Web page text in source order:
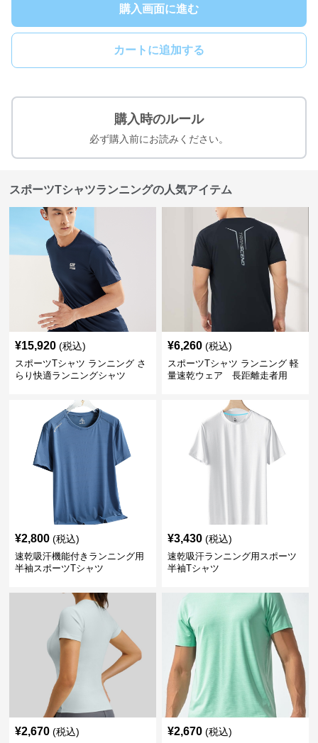
購入画面に進む
カートに追加する
購入時のルール
必ず購入前にお読みください。
スポーツTシャツランニングの人気アイテム
¥15,920 (税込)
スポーツTシャツ ランニング さ
らり快適ランニングシャツ
¥6,260 (税込)
スポーツTシャツ ランニング 軽
量速乾ウェア 長距離走者用
¥2,800 (税込)
速乾吸汗機能付きランニング用
半袖スポーツTシャツ
¥3,430 (税込)
速乾吸汗ランニング用スポーツ
半袖Tシャツ
¥2,670 (税込) ¥2,670 (税込)